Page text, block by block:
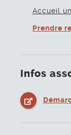
Accueil
Prendre
Infos